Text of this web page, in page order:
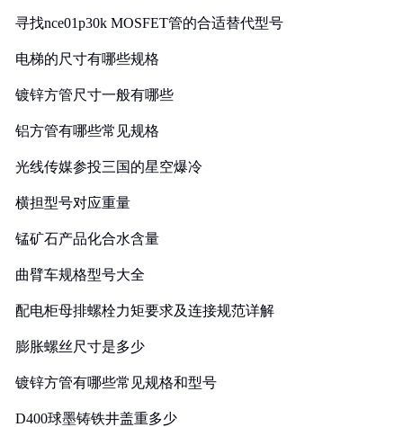
寻找nce01p30k MOSFET管的合适替代型号
电梯的尺寸有哪些规格
镀锌方管尺寸一般有哪些
铝方管有哪些常见规格
光线传媒参投三国的星空爆冷
横担型号对应重量
锰矿石产品化合水含量
曲臂车规格型号大全
配电柜母排螺栓力矩要求及连接规范详解
膨胀螺丝尺寸是多少
镀锌方管有哪些常见规格和型号
D400球墨铸铁井盖重多少